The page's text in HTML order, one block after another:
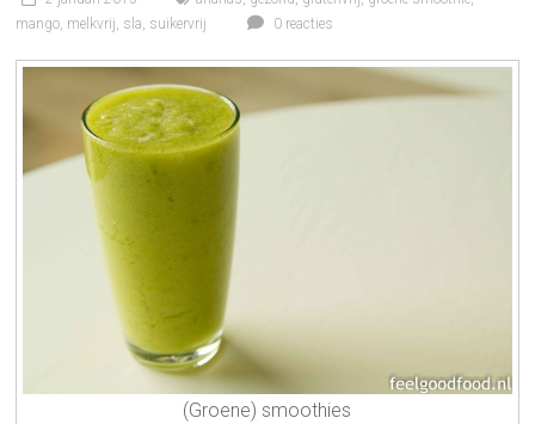
mango, melkvrij, sla, suikervrij 0 reacties
(Groene) smoothies